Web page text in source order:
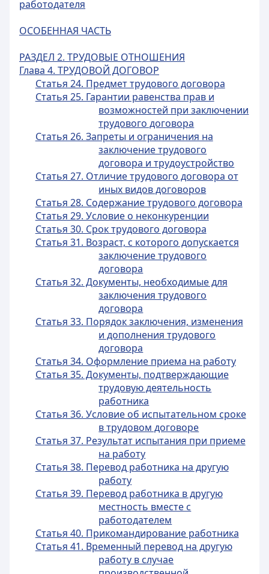
работодателя
ОСОБЕННАЯ ЧАСТЬ
РАЗДЕЛ 2. ТРУДОВЫЕ ОТНОШЕНИЯ
Глава 4. ТРУДОВОЙ ДОГОВОР
Статья 24. Предмет трудового договора
Статья 25. Гарантии равенства прав и
возможностей при заключении
трудового договора
Статья 26. Запреты и ограничения на
заключение трудового
договора и трудоустройство
Статья 27. Отличие трудового договора от
иных видов договоров
Статья 28. Содержание трудового договора
Статья 29. Условие о неконкуренции
Статья 30. Срок трудового договора
Статья 31. Возраст, с которого допускается
заключение трудового
договора
Статья 32. Документы, необходимые для
заключения трудового
договора
Статья 33. Порядок заключения, изменения
и дополнения трудового
договора
Статья 34. Оформление приема на работу
Статья 35. Документы, подтверждающие
трудовую деятельность
работника
Статья 36. Условие об испытательном сроке
в трудовом договоре
Статья 37. Результат испытания при приеме
на работу
Статья 38. Перевод работника на другую
работу
Статья 39. Перевод работника в другую
местность вместе с
работодателем
Статья 40. Прикомандирование работника
Статья 41. Временный перевод на другую
работу в случае